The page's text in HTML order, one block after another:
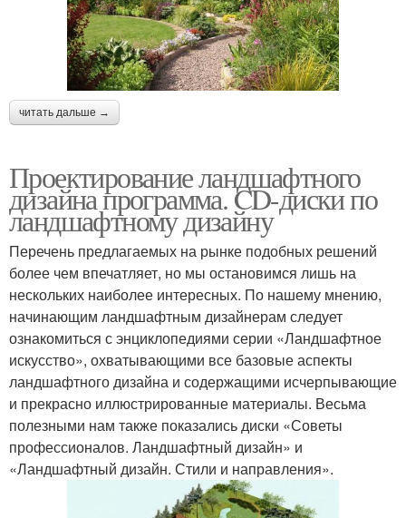
читать дальше →
Проектирование ландшафтного
дизайна программа. CD-диски по
ландшафтному дизайну
Перечень предлагаемых на рынке подобных решений
более чем впечатляет, но мы остановимся лишь на
нескольких наиболее интересных. По нашему мнению,
начинающим ландшафтным дизайнерам следует
ознакомиться с энциклопедиями серии «Ландшафтное
искусство», охватывающими все базовые аспекты
ландшафтного дизайна и содержащими исчерпывающие
и прекрасно иллюстрированные материалы. Весьма
полезными нам также показались диски «Советы
профессионалов. Ландшафтный дизайн» и
«Ландшафтный дизайн. Стили и направления».